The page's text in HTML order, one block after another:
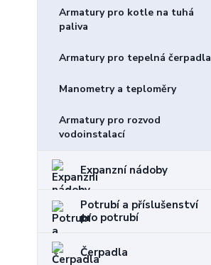
Armatury pro kotle na tuhá
paliva
Armatury pro tepelná čerpadla
Manometry a teploměry
Armatury pro rozvod
vodoinstalací
Expanzní nádoby
Potrubí a příslušenství
pro potrubí
Čerpadla